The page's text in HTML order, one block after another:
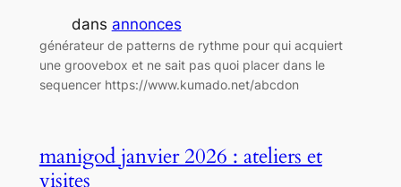
dans annonces
générateur de patterns de rythme pour qui acquiert
une groovebox et ne sait pas quoi placer dans le
sequencer https://www.kumado.net/abcdon
manigod janvier 2026 : ateliers et
visites